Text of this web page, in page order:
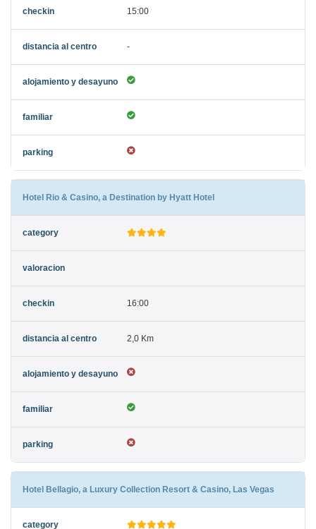
15:00
-
Hotel Rio & Casino, a Destination by Hyatt Hotel
16:00
2,0 Km
Hotel Bellagio, a Luxury Collection Resort & Casino, Las Vegas